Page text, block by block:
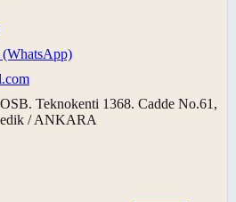
(WhatsApp)
Teknokenti 1368. Cadde No.61,
/ ANKARA